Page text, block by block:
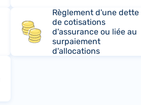
Règlement d'une dette
de cotisations
d'assurance ou liée au
surpaiement
d'allocations